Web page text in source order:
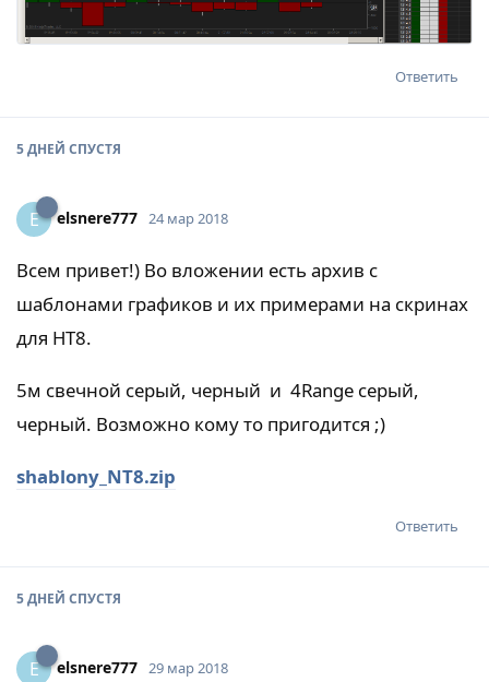
Ответить
5 ДНЕЙ СПУСТЯ
E elsnere777 24 мар 2018
Всем привет!) Во вложении есть архив с
шаблонами графиков и их примерами на скринах
для НТ8.
5м свечной серый, черный и 4Range серый,
черный. Возможно кому то пригодится ;)
shablony_NT8.zip
Ответить
5 ДНЕЙ СПУСТЯ
E elsnere777 29 мар 2018